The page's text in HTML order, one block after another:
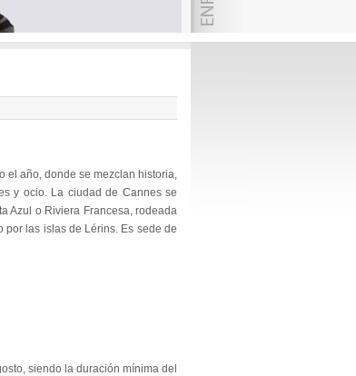
el año, donde se mezclan historia,
y ocio. La ciudad de Cannes se
Azul o Riviera Francesa, rodeada
por las islas de Lérins. Es sede de
siendo la duración mínima del